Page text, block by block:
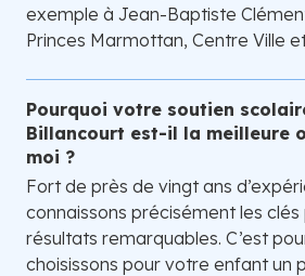
exemple à Jean-Baptiste
Princes Marmottan, Centre Ville
Pourquoi votre soutien
Billancourt est-il la meilleure
moi ?
Fort de près de vingt ans
connaissons précisément les
résultats remarquables. C’est
choisissons pour votre enfant un